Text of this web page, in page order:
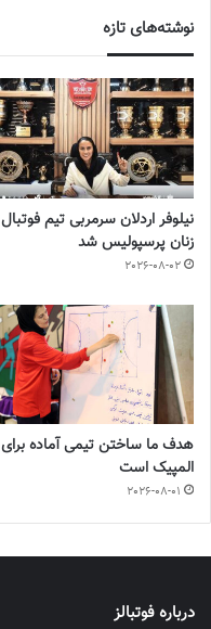
نوشته‌های تازه
نیلوفر اردلان سرمربی تیم فوتبال
زنان پرسپولیس شد
2026-08-02
هدف ما ساختن تیمی آماده برای
المپیک است
2026-08-01
درباره فوتبالز